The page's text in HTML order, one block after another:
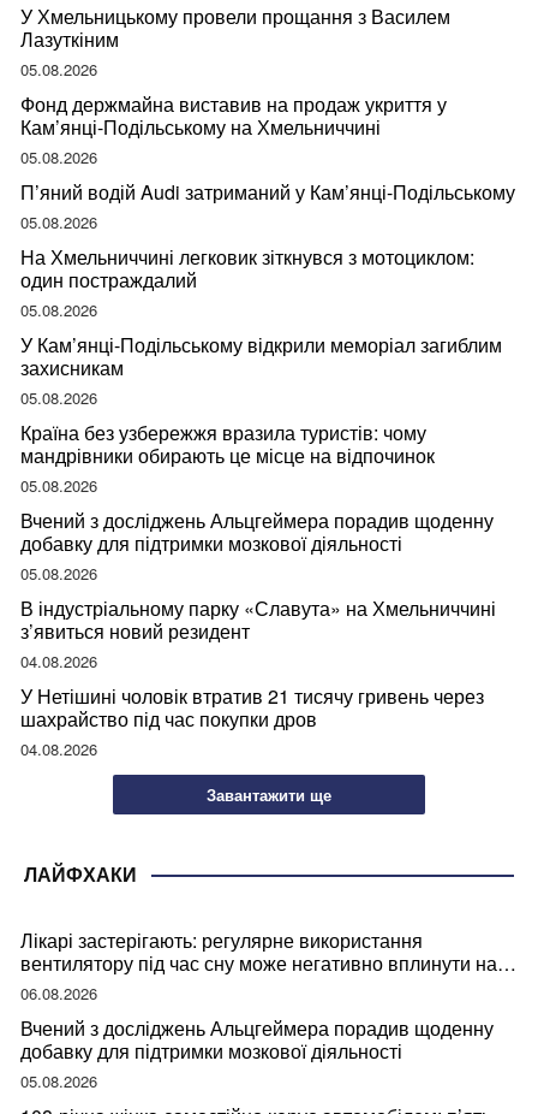
У Хмельницькому провели прощання з Василем
Лазуткіним
05.08.2026
Фонд держмайна виставив на продаж укриття у
Кам’янці-Подільському на Хмельниччині
05.08.2026
П’яний водій Audi затриманий у Кам’янці-Подільському
05.08.2026
На Хмельниччині легковик зіткнувся з мотоциклом:
один постраждалий
05.08.2026
У Кам’янці-Подільському відкрили меморіал загиблим
захисникам
05.08.2026
Країна без узбережжя вразила туристів: чому
мандрівники обирають це місце на відпочинок
05.08.2026
Вчений з досліджень Альцгеймера порадив щоденну
добавку для підтримки мозкової діяльності
05.08.2026
В індустріальному парку «Славута» на Хмельниччині
з’явиться новий резидент
04.08.2026
У Нетішині чоловік втратив 21 тисячу гривень через
шахрайство під час покупки дров
04.08.2026
Завантажити ще
ЛАЙФХАКИ
Лікарі застерігають: регулярне використання
вентилятору під час сну може негативно вплинути на
ваше здоров’я
06.08.2026
Вчений з досліджень Альцгеймера порадив щоденну
добавку для підтримки мозкової діяльності
05.08.2026